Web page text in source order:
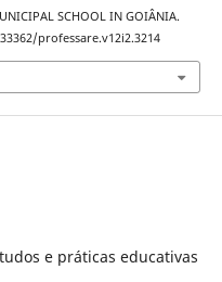
SCHOOL IN GOIÂNIA.
professare.v12i2.3214
e práticas educativas